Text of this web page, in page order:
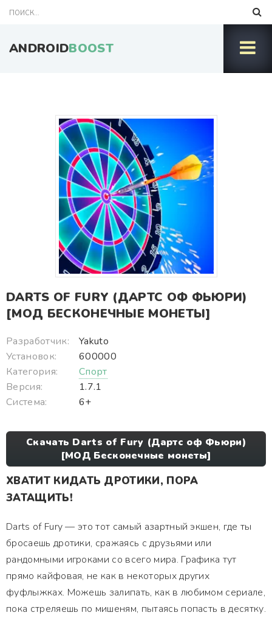
ANDROIDBOOST
DARTS OF FURY (ДАРТС ОФ ФЬЮРИ)
[МОД БЕСКОНЕЧНЫЕ МОНЕТЫ]
Разработчик:
Yakuto
Установок:
600000
Категория:
Спорт
Версия:
1.7.1
Система:
6+
Скачать Darts of Fury (Дартс оф Фьюри)
[МОД Бесконечные монеты]
ХВАТИТ КИДАТЬ ДРОТИКИ, ПОРА
ЗАТАЩИТЬ!
Darts of Fury — это тот самый азартный экшен, где ты
бросаешь дротики, сражаясь с друзьями или
рандомными игроками со всего мира. Графика тут
прямо кайфовая, не как в некоторых других
фуфлыжках. Можешь залипать, как в любимом сериале,
пока стреляешь по мишеням, пытаясь попасть в десятку.